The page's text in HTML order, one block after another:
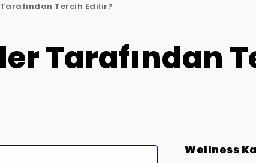
Tercih Edilir?
Tarafından
Wellness